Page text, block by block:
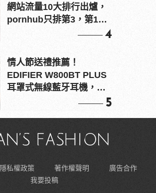
網站流量10大排行出爐，
pornhub只排第3，第1名
4
情人節送禮推薦！
EDIFIER W800BT PLUS
耳罩式無線藍牙耳機，在
5
隱私權政策 著作權聲明
廣告合作
我要投稿